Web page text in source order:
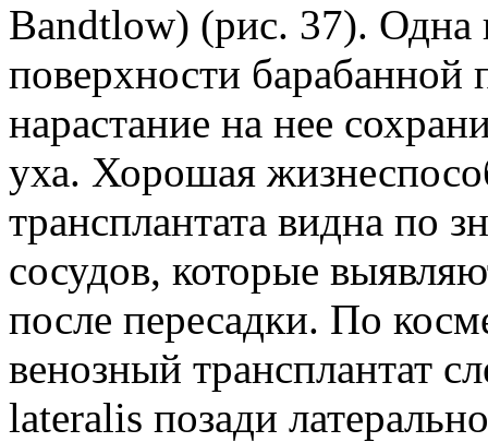
Bandtlow) (рис. 37). Одна
поверхности барабанной
нарастание на нее
уха. Хорошая
трансплантата видна по
сосудов, которые
после пересадки. По
венозный трансплантат
lateralis позади